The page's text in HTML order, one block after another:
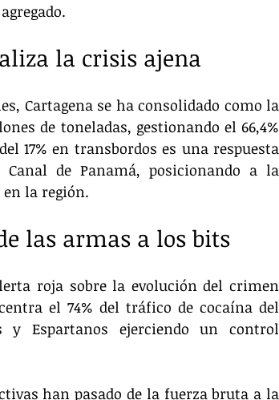
la crisis ajena
Cartagena se ha consolidado como la
de toneladas, gestionando el 66,4%
17% en transbordos es una respuesta
de Panamá, posicionando a la
la región.
las armas a los bits
roja sobre la evolución del crimen
el 74% del tráfico de cocaína del
Espartanos ejerciendo un control
han pasado de la fuerza bruta a la